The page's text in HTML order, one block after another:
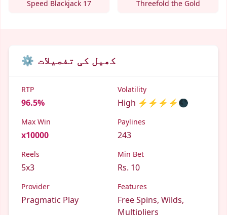
Speed Blackjack 17 Threefold the Gold
⚙️ کھیل کی تفصیلات
RTP
96.5%
Volatility
High ⚡⚡⚡⚡🌑
Max Win
x10000
Paylines
243
Reels
5x3
Min Bet
Rs. 10
Provider
Pragmatic Play
Features
Free Spins, Wilds,
Multipliers